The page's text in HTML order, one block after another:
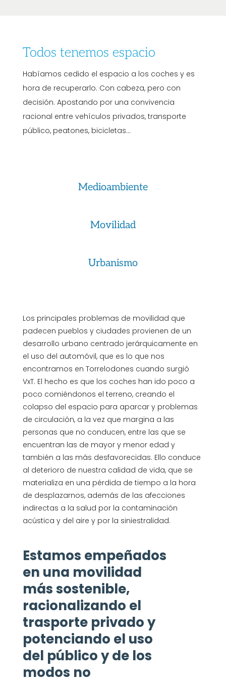
Todos tenemos espacio
Habíamos cedido el espacio a los coches y es
hora de recuperarlo. Con cabeza, pero con
decisión. Apostando por una convivencia
racional entre vehículos privados, transporte
público, peatones, bicicletas…
Medioambiente
Movilidad
Urbanismo
Los principales problemas de movilidad que
padecen pueblos y ciudades provienen de un
desarrollo urbano centrado jerárquicamente en
el uso del automóvil, que es lo que nos
encontramos en Torrelodones cuando surgió
VxT. El hecho es que los coches han ido poco a
poco comiéndonos el terreno, creando el
colapso del espacio para aparcar y problemas
de circulación, a la vez que margina a las
personas que no conducen, entre las que se
encuentran las de mayor y menor edad y
también a las más desfavorecidas. Ello conduce
al deterioro de nuestra calidad de vida, que se
materializa en una pérdida de tiempo a la hora
de desplazarnos, además de las afecciones
indirectas a la salud por la contaminación
acústica y del aire y por la siniestralidad.
Estamos empeñados
en una movilidad
más sostenible,
racionalizando el
trasporte privado y
potenciando el uso
del público y de los
modos no